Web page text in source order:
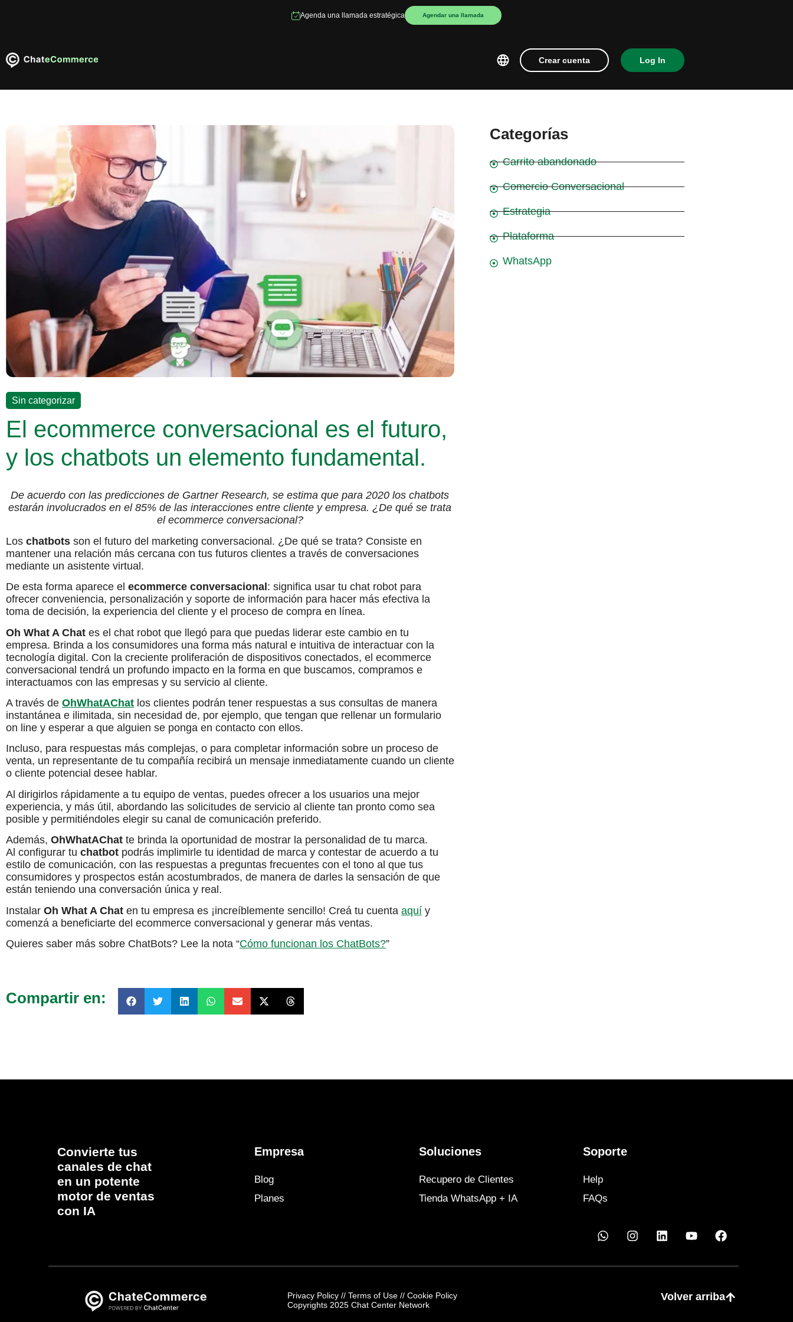
Agenda una llamada estratégica Agendar una llamada
Crear cuenta Log In
Sin categorizar
El ecommerce conversacional es el futuro,
y los chatbots un elemento fundamental.
De acuerdo con las predicciones de Gartner Research, se estima que para 2020 los chatbots
estarán involucrados en el 85% de las interacciones entre cliente y empresa. ¿De qué se trata
el ecommerce conversacional?
Los chatbots son el futuro del marketing conversacional. ¿De qué se trata? Consiste en
mantener una relación más cercana con tus futuros clientes a través de conversaciones
mediante un asistente virtual.
De esta forma aparece el ecommerce conversacional : significa usar tu chat robot para
ofrecer conveniencia, personalización y soporte de información para hacer más efectiva la
toma de decisión, la experiencia del cliente y el proceso de compra en línea.
Oh What A Chat es el chat robot que llegó para que puedas liderar este cambio en tu
empresa. Brinda a los consumidores una forma más natural e intuitiva de interactuar con la
tecnología digital. Con la creciente proliferación de dispositivos conectados, el ecommerce
conversacional tendrá un profundo impacto en la forma en que buscamos, compramos e
interactuamos con las empresas y su servicio al cliente.
A través de OhWhatAChat los clientes podrán tener respuestas a sus consultas de manera
instantánea e ilimitada, sin necesidad de, por ejemplo, que tengan que rellenar un formulario
on line y esperar a que alguien se ponga en contacto con ellos.
Incluso, para respuestas más complejas, o para completar información sobre un proceso de
venta, un representante de tu compañía recibirá un mensaje inmediatamente cuando un cliente
o cliente potencial desee hablar.
Al dirigirlos rápidamente a tu equipo de ventas, puedes ofrecer a los usuarios una mejor
experiencia, y más útil, abordando las solicitudes de servicio al cliente tan pronto como sea
posible y permitiéndoles elegir su canal de comunicación preferido.
Además, OhWhatAChat te brinda la oportunidad de mostrar la personalidad de tu marca.
Al configurar tu chatbot podrás implimirle tu identidad de marca y contestar de acuerdo a tu
estilo de comunicación, con las respuestas a preguntas frecuentes con el tono al que tus
consumidores y prospectos están acostumbrados, de manera de darles la sensación de que
están teniendo una conversación única y real.
Instalar Oh What A Chat en tu empresa es ¡increíblemente sencillo! Creá tu cuenta aquí y
comenzá a beneficiarte del ecommerce conversacional y generar más ventas.
Quieres saber más sobre ChatBots? Lee la nota “Cómo funcionan los ChatBots?”
Compartir en:
Categorías
Carrito abandonado
Comercio Conversacional
Estrategia
Plataforma
WhatsApp
Convierte tus
canales de chat
en un potente
motor de ventas
con IA
Empresa
Blog
Planes
Soluciones
Recupero de Clientes
Tienda WhatsApp + IA
Soporte
Help
FAQs
Privacy Policy// Terms of Use// Cookie Policy
Copyrights 2025 Chat Center Network
Volver arriba